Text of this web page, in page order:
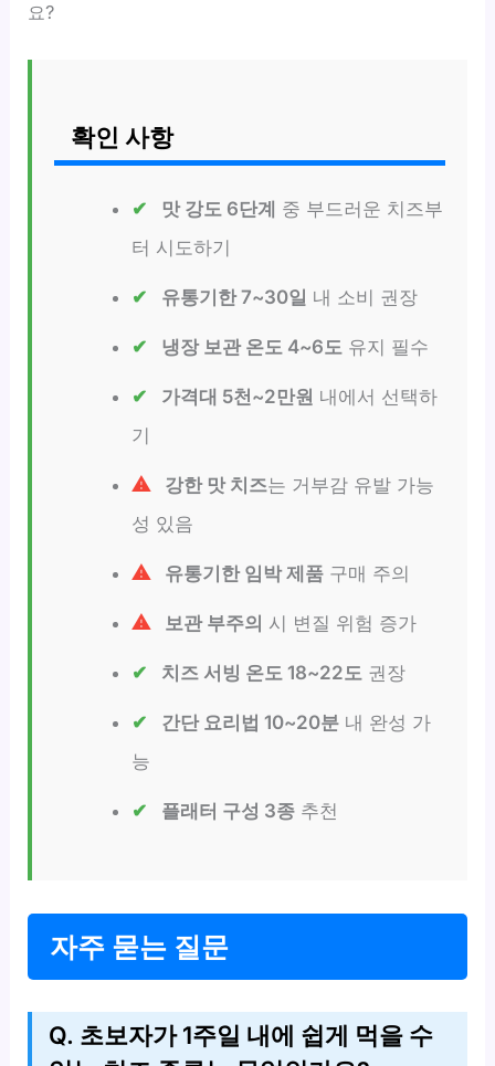
요?
확인 사항
맛 강도 6단계
중 부드러운 치즈부
터 시도하기
유통기한 7~30일 내 소비 권장
냉장 보관 온도 4~6도유지 필수
가격대 5천~2만원 내에서 선택하
기
강한 맛 치즈는 거부감 유발 가능
성 있음
유통기한 임박 제품구매 주의
보관 부주의 시 변질 위험 증가
치즈 서빙 온도 18~22도권장
간단 요리법 10~20분내 완성 가
능
플래터 구성 3종추천
자주 묻는 질문
Q. 초보자가 1주일 내에 쉽게 먹을 수